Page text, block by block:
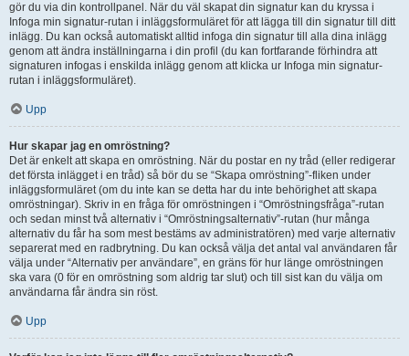
gör du via din kontrollpanel. När du väl skapat din signatur kan du kryssa i
Infoga min signatur-rutan i inläggsformuläret för att lägga till din signatur till ditt
inlägg. Du kan också automatiskt alltid infoga din signatur till alla dina inlägg
genom att ändra inställningarna i din profil (du kan fortfarande förhindra att
signaturen infogas i enskilda inlägg genom att klicka ur Infoga min signatur-
rutan i inläggsformuläret).
Upp
Hur skapar jag en omröstning?
Det är enkelt att skapa en omröstning. När du postar en ny tråd (eller redigerar
det första inlägget i en tråd) så bör du se “Skapa omröstning”-fliken under
inläggsformuläret (om du inte kan se detta har du inte behörighet att skapa
omröstningar). Skriv in en fråga för omröstningen i “Omröstningsfråga”-rutan
och sedan minst två alternativ i “Omröstningsalternativ”-rutan (hur många
alternativ du får ha som mest bestäms av administratören) med varje alternativ
separerat med en radbrytning. Du kan också välja det antal val användaren får
välja under “Alternativ per användare”, en gräns för hur länge omröstningen
ska vara (0 för en omröstning som aldrig tar slut) och till sist kan du välja om
användarna får ändra sin röst.
Upp